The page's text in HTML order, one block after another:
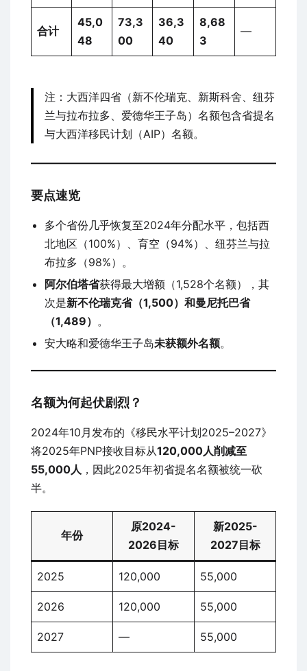
合计
45,0
48
73,3
00
36,3
40
8,68
3
—
注：大西洋四省（新不伦瑞克、新斯科舍、纽芬
兰与拉布拉多、爱德华王子岛）名额包含省提名
与大西洋移民计划（AIP）名额。
要点速览
多个省份几乎恢复至2024年分配水平，包括西
北地区（100%）、育空（94%）、纽芬兰与拉
布拉多（98%）。
阿尔伯塔省获得最大增额（1,528个名额），其
次是新不伦瑞克省（1,500）和曼尼托巴省
（1,489） 。
安大略和爱德华王子岛未获额外名额。
名额为何起伏剧烈？
2024年10月发布的《移民水平计划2025–2027》
将2025年PNP接收目标从120,000人削减至
55,000人 ，因此2025年初省提名名额被统一砍
半。
年份
原2024-
2026目标
新2025-
2027目标
2025 120,000 55,000
2026 120,000 55,000
2027 — 55,000